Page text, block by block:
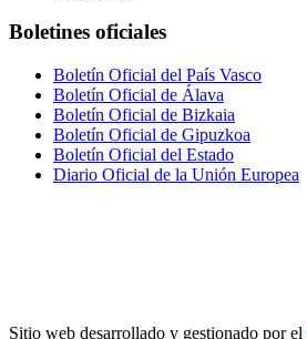
Boletines oficiales
Boletín Oficial del País Vasco
Boletín Oficial de Álava
Boletín Oficial de Bizkaia
Boletín Oficial de Gipuzkoa
Boletín Oficial del Estado
Diario Oficial de la Unión Europea
Sitio web desarrollado y gestionado por el